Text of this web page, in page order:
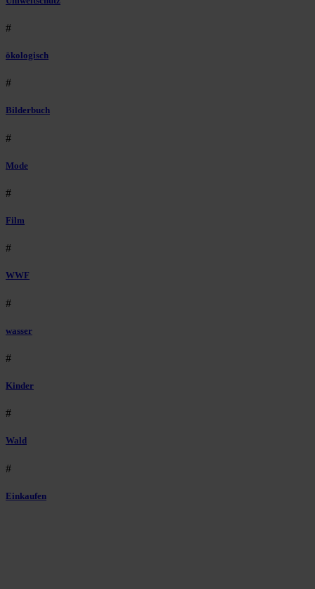
#
ökologisch
#
Bilderbuch
#
Mode
#
Film
#
WWF
#
wasser
#
Kinder
#
Wald
#
Einkaufen